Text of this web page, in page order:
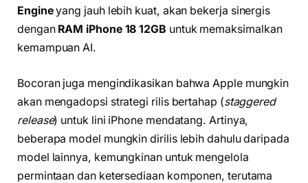
Engineyang jauh lebih kuat, akan bekerja sinergis
dengan RAM iPhone 18 12GB untuk memaksimalkan
kemampuan AI.
Bocoran juga mengindikasikan bahwa Apple mungkin
akan mengadopsi strategi rilis bertahap (staggered
release) untuk lini iPhone mendatang. Artinya,
beberapa model mungkin dirilis lebih dahulu daripada
model lainnya, kemungkinan untuk mengelola
permintaan dan ketersediaan komponen, terutama